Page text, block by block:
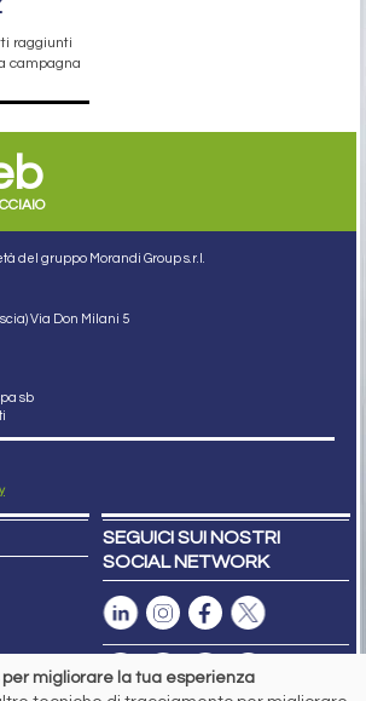
raggiunti
campagna
del gruppo Morandi Group s.r.l.
Via Don Milani 5
sb
SEGUICI SUI NOSTRI
SOCIAL NETWORK
per migliorare la tua esperienza